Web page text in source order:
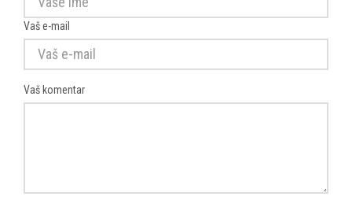
Vaš e-mail
Vaš komentar